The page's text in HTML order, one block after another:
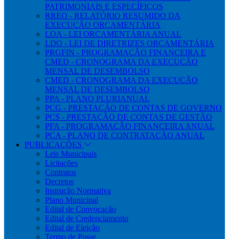
PATRIMONIAIS E ESPECÍFICOS
RREO - RELATÓRIO RESUMIDO DA
EXECUÇÃO ORÇAMENTÁRIA
LOA - LEI ORÇAMENTÁRIA ANUAL
LDO - LEI DE DIRETRIZES ORÇAMENTÁRIA
PRGFIN - PROGRAMAÇÃO FINANCEIRA E
CMED - CRONOGRAMA DA EXECUÇÃO
MENSAL DE DESEMBOLSO
CMED - CRONOGRAMA DA EXECUÇÃO
MENSAL DE DESEMBOLSO
PPA - PLANO PLURIANUAL
PCG - PRESTAÇÃO DE CONTAS DE GOVERNO
PCS - PRESTAÇÃO DE CONTAS DE GESTÃO
PFA - PROGRAMAÇÃO FINANCEIRA ANUAL
PCA - PLANO DE CONTRATAÇÃO ANUAL
PUBLICAÇÕES
Leis Municipais
Licitações
Contratos
Decretos
Instrução Normativa
Plano Municipal
Edital de Convocação
Edital de Credenciamento
Edital de Eleição
Termo de Posse